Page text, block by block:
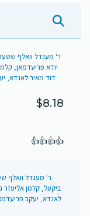
ר' מענדל וואלף
יודא פריעדמאן,
דוד מאיר לאנדא,
$8.18
👍👍👍👍
ר' מענדל וואלף
ביקעל, קלמן
לאנדא, יעקב